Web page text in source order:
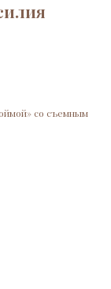
со съемным